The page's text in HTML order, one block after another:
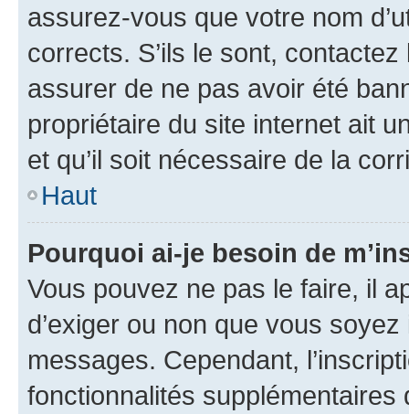
assurez-vous que votre nom
corrects. S’ils le sont,
assurer de ne pas avoir été
propriétaire du site internet ait
et qu’il soit nécessaire de la
Haut
Pourquoi ai-je besoin de
Vous pouvez ne pas le faire, il
d’exiger ou non que vous
messages. Cependant,
fonctionnalités